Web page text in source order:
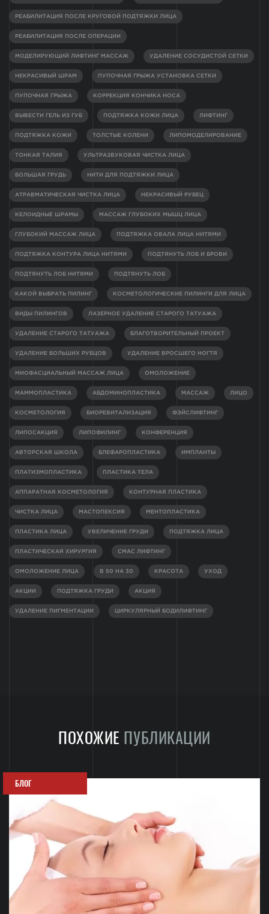
РЕАБИЛИТАЦИЯ ПОСЛЕ КРУГОВОЙ ПОДТЯЖКИ ЛИЦА
РЕАБИЛИТАЦИЯ ПОСЛЕ ОПЕРАЦИИ
МОДЕЛИРУЮЩИЙ ЛИФТИНГ МАССАЖ УДАЛЕНИЕ СОСУДИСТОЙ СЕТКИ
НЕКРАСИВЫЙ ШРАМ ПУПОЧНАЯ ГРЫЖА УСТАНОВКА СЕТКИ
ПУПОЧНАЯ ГРЫЖА КОРРЕКЦИЯ КОНЧИКА НОСА
ВЫВЕСТИ ГЕЛЬ ИЗ ГУБ ПОДТЯЖКА КОЖИ ЛИЦА ЛИФТИНГ
ПОДТЯЖКА КОЖИ ТОЛСТЫЕ КОЛЕНИ ЛИПОМОДЕЛИРОВАНИЕ
ТОНКАЯ ТАЛИЯ УЛЬТРАЗВУКОВАЯ ЧИСТКА ЛИЦА
БОЛЬШАЯ ГРУДЬ НИТИ ДЛЯ ПОДТЯЖКИ ЛИЦА
АТРАВМАТИЧЕСКАЯ ЧИСТКА ЛИЦА НЕКРАСИВЫЙ РУБЕЦ
КЕЛОИДНЫЕ ШРАМЫ МАССАЖ ГЛУБОКИХ МЫШЦ ЛИЦА
ГЛУБОКИЙ МАССАЖ ЛИЦА ПОДТЯЖКА ОВАЛА ЛИЦА НИТЯМИ
ПОДТЯЖКА КОНТУРА ЛИЦА НИТЯМИ ПОДТЯНУТЬ ЛОБ И БРОВИ
ПОДТЯНУТЬ ЛОБ НИТЯМИ ПОДТЯНУТЬ ЛОБ
КАКОЙ ВЫБРАТЬ ПИЛИНГ КОСМЕТОЛОГИЧЕСКИЕ ПИЛИНГИ ДЛЯ ЛИЦА
ВИДЫ ПИЛИНГОВ ЛАЗЕРНОЕ УДАЛЕНИЕ СТАРОГО ТАТУАЖА
УДАЛЕНИЕ СТАРОГО ТАТУАЖА БЛАГОТВОРИТЕЛЬНЫЙ ПРОЕКТ
УДАЛЕНИЕ БОЛЬШИХ РУБЦОВ УДАЛЕНИЕ ВРОСШЕГО НОГТЯ
МИОФАСЦИАЛЬНЫЙ МАССАЖ ЛИЦА ОМОЛОЖЕНИЕ
МАММОПЛАСТИКА АБДОМИНОПЛАСТИКА МАССАЖ ЛИЦО
КОСМЕТОЛОГИЯ БИОРЕВИТАЛИЗАЦИЯ ФЭЙСЛИФТИНГ
ЛИПОСАКЦИЯ ЛИПОФИЛИНГ КОНФЕРЕНЦИЯ
АВТОРСКАЯ ШКОЛА БЛЕФАРОПЛАСТИКА ИМПЛАНТЫ
ПЛАТИЗМОПЛАСТИКА ПЛАСТИКА ТЕЛА
АППАРАТНАЯ КОСМЕТОЛОГИЯ КОНТУРНАЯ ПЛАСТИКА
ЧИСТКА ЛИЦА МАСТОПЕКСИЯ МЕНТОПЛАСТИКА
ПЛАСТИКА ЛИЦА УВЕЛИЧЕНИЕ ГРУДИ ПОДТЯЖКА ЛИЦА
ПЛАСТИЧЕСКАЯ ХИРУРГИЯ СМАС ЛИФТИНГ
ОМОЛОЖЕНИЕ ЛИЦА В 50 НА 30 КРАСОТА УХОД
АКЦИИ ПОДТЯЖКА ГРУДИ АКЦИЯ
УДАЛЕНИЕ ПИГМЕНТАЦИИ ЦИРКУЛЯРНЫЙ БОДИЛИФТИНГ
ПОХОЖИЕ ПУБЛИКАЦИИ
БЛОГ